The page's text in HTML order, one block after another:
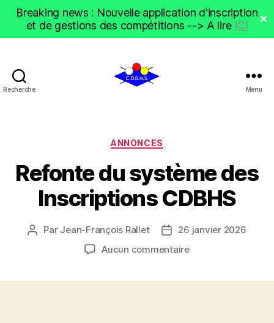
Breaking news : Nouvelle application d'inscription
et de gestions des compétitions --> A lire ICI ✕
Recherche Menu
Catégories
ANNONCES
Refonte du système des
Inscriptions CDBHS
Auteur
Par Jean-François Rallet
Date
de
26 janvier 2026
Aucun commentairesur